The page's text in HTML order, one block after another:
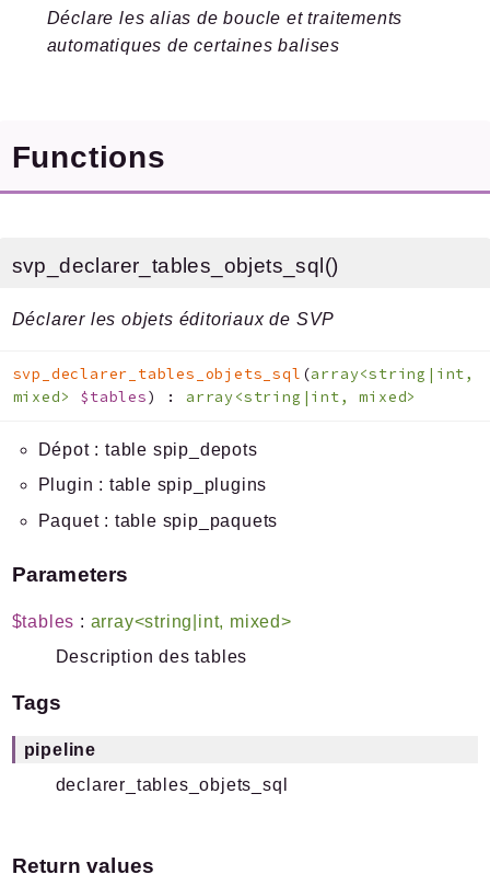
PLUGIN
Plugins
Reports
Markers
Indices
Déclare les alias de boucle et traitements
automatiques de certaines balises
Functions
svp_declarer_tables_objets_sql()
Déclarer les objets éditoriaux de SVP
svp_declarer_tables_objets_sql (array<string|int,
mixed> $tables) : array<string|int, mixed>
Dépot : table spip_depots
Plugin : table spip_plugins
Paquet : table spip_paquets
Parameters
$tables : array<string|int, mixed>
Description des tables
Tags
pipeline
declarer_tables_objets_sql
Return values